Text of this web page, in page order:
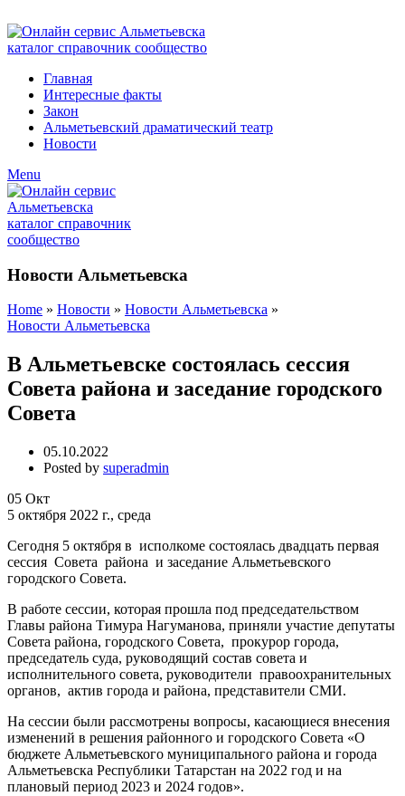
Главная
Интересные факты
Закон
Альметьевский драматический театр
Новости
Menu
Новости Альметьевска
Home » Новости » Новости Альметьевска »
Новости Альметьевска
В Альметьевске состоялась сессия
Совета района и заседание городского
Совета
05.10.2022
Posted by superadmin
05 Окт
5 октября 2022 г., среда
Сегодня 5 октября в исполкоме состоялась двадцать первая
сессия Совета района и заседание Альметьевского
городского Совета.
В работе сессии, которая прошла под председательством
Главы района Тимура Нагуманова, приняли участие депутаты
Совета района, городского Совета, прокурор города,
председатель суда, руководящий состав совета и
исполнительного совета, руководители правоохранительных
органов, актив города и района, представители СМИ.
На сессии были рассмотрены вопросы, касающиеся внесения
изменений в решения районного и городского Совета «О
бюджете Альметьевского муниципального района и города
Альметьевска Республики Татарстан на 2022 год и на
плановый период 2023 и 2024 годов».